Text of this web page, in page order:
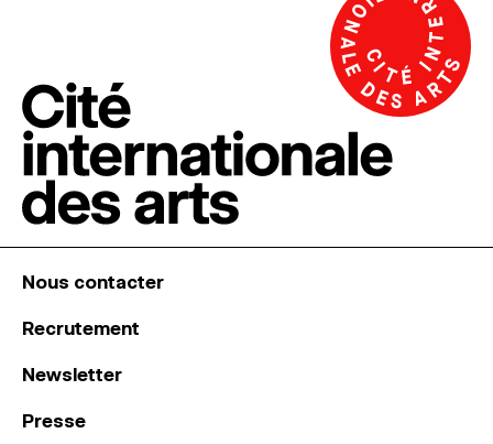
Nous contacter
Recrutement
Newsletter
Presse